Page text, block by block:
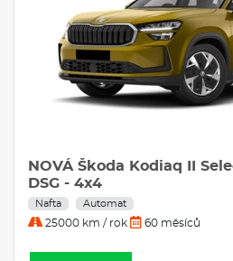
NOVÁ Škoda Kodiaq II
DSG - 4x4
Nafta Automat
25000 km / rok 60 měsíců